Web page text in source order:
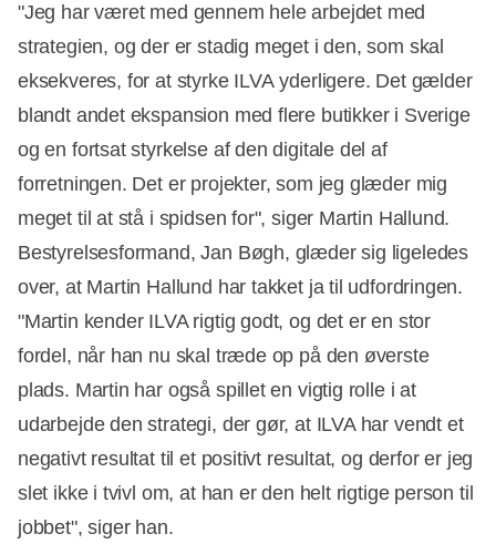
"Jeg har været med gennem hele arbejdet med
strategien, og der er stadig meget i den, som skal
eksekveres, for at styrke ILVA yderligere. Det gælder
blandt andet ekspansion med flere butikker i Sverige
og en fortsat styrkelse af den digitale del af
forretningen. Det er projekter, som jeg glæder mig
meget til at stå i spidsen for", siger Martin Hallund.
Bestyrelsesformand, Jan Bøgh, glæder sig ligeledes
over, at Martin Hallund har takket ja til udfordringen.
"Martin kender ILVA rigtig godt, og det er en stor
fordel, når han nu skal træde op på den øverste
plads. Martin har også spillet en vigtig rolle i at
udarbejde den strategi, der gør, at ILVA har vendt et
negativt resultat til et positivt resultat, og derfor er jeg
slet ikke i tvivl om, at han er den helt rigtige person til
jobbet", siger han.